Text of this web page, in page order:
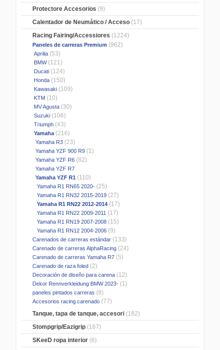
Protectore Accesorios (9)
Calentador de Neumático / Acceso (17)
Racing Fairing/Accessiores (1224)
Paneles de carreras Premium (962)
Aprilia (53)
BMW(121)
Ducati (124)
Honda (150)
Kawasaki (109)
KTM (10)
MV Agusta (30)
Suzuki (106)
Triumph (43)
Yamaha(216)
Yamaha R3 (23)
Yamaha YZF 900 R9 (1)
Yamaha YZF R6 (82)
Yamaha YZF R7
Yamaha YZF R1 (110)
Yamaha R1 RN65 2020- (25)
Yamaha R1 RN32 2015-2019 (27)
Yamaha R1 RN22 2012-2014 (17)
Yamaha R1 RN22 2009-2011 (17)
Yamaha R1 RN19 2007-2008 (15)
Yamaha R1 RN12 2004-2006 (9)
Carenados de carreras estándar (133)
Carenado de carreras AlphaRacing (24)
Carenado de carreras Yamaha R7 (5)
Carenado de raza foled (2)
Decoración de diseño para carena (12)
Dekor Rennverkleidung BMW 2023- (1)
paneles pintados carreras (8)
Accesorios racing carenado (77)
Tanque, tapa de tanque, accesori (182)
Stompgrip/Eazigrip (167)
SKeeD ropa interior (6)